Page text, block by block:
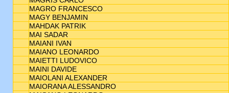
MAGRO FRANCESCO
MAGY BENJAMIN
MAHDAK PATRIK
MAI SADAR
MAIANI IVAN
MAIANO LEONARDO
MAIETTI LUDOVICO
MAINI DAVIDE
MAIOLANI ALEXANDER
MAIORANA ALESSANDRO